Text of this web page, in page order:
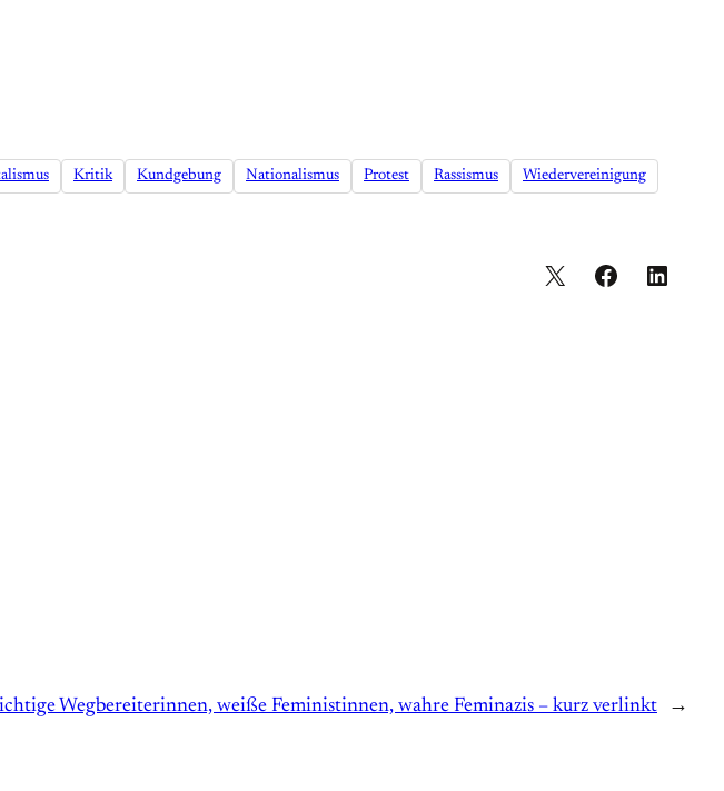
Kritik Kundgebung Nationalismus Protest Rassismus Wiedervereinigung
Wegbereiterinnen, weiße Feministinnen, wahre Feminazis – kurz verlinkt →